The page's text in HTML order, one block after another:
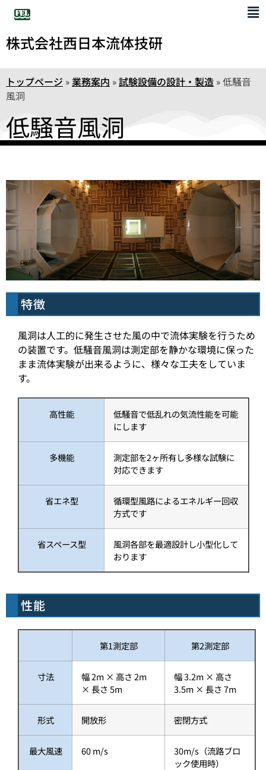
株式会社西日本流体技研
トップページ » 業務案内 »試験設備の設計・製造 »低騒音
風洞
低騒音風洞
特徴
風洞は人工的に発生させた風の中で流体実験を行うため
の装置です。低騒音風洞は測定部を静かな環境に保った
まま流体実験が出来るように、様々な工夫をしていま
す。
高性能
低騒音で低乱れの気流性能を可能
にします
多機能
測定部を2ヶ所有し多様な試験に
対応できます
省エネ型
循環型風路によるエネルギー回収
方式です
省スペース型
風洞各部を最適設計し小型化して
おります
性能
第1測定部 第2測定部
寸法
幅 2m × 高さ 2m
× 長さ 5m
幅 3.2m × 高さ
3.5m × 長さ 7m
形式 開放形 密閉方式
最大風速 60 m/s
30m/s（流路ブロ
ック使用時）